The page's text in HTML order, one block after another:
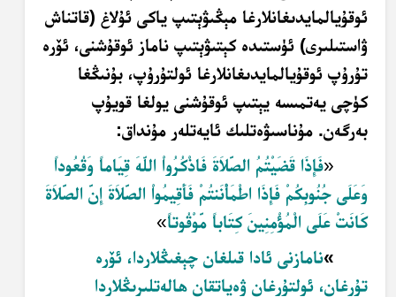
ئوقۇيالمايدىغانلارغا مېڭىۋېتىپ ياكى ئۇلاغ (قاتناش
ۋاستىلىرى) ئۈستىدە كېتىۋېتىپ ناماز ئوقۇشنى، ئۆرە
تۇرۇپ ئوقۇيالمايدىغانلارغا ئولتۇرۇپ، بۇنىڭغا
كۈچى يەتمىسە يېتىپ ئوقۇشنى يولغا قويۇپ
بەرگەن. مۇناسىۋەتلىك ئايەتلەر مۇنداق:
«فَإِذَا قَضَيْتُمُ الصَّلاَةَ فَاذْكُرُواْ اللّهَ قِيَاماً وَقُعُوداً
وَعَلَى جُنُوبِكُمْ فَإِذَا اطْمَأْنَنتُمْ فَأَقِيمُواْ الصَّلاَةَ إِنَّ الصَّلاَةَ
كَانَتْ عَلَى الْمُؤْمِنِينَ كِتَاباً مَّوْقُوتاً»
«نامازنى ئادا قىلغان چېغىڭلاردا، ئۆرە
تۇرغان، ئولتۇرغان ۋەياتقان ھالەتلىرىڭلاردا